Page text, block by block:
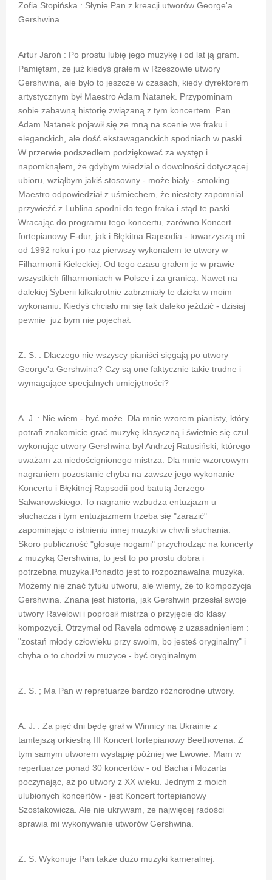
Zofia Stopińska : Słynie Pan z kreacji utworów George'a
Gershwina.
Artur Jaroń : Po prostu lubię jego muzykę i od lat ją gram.
Pamiętam, że już kiedyś grałem w Rzeszowie utwory
Gershwina, ale było to jeszcze w czasach, kiedy dyrektorem
artystycznym był Maestro Adam Natanek. Przypominam
sobie zabawną historię związaną z tym koncertem. Pan
Adam Natanek pojawił się ze mną na scenie we fraku i
eleganckich, ale dość ekstawaganckich spodniach w paski.
W przerwie podszedłem podziękować za występ i
napomknąłem, że gdybym wiedział o dowolności dotyczącej
ubioru, wziąłbym jakiś stosowny - może biały - smoking.
Maestro odpowiedział z uśmiechem, że niestety zapomniał
przywieźć z Lublina spodni do tego fraka i stąd te paski.
Wracając do programu tego koncertu, zarówno Koncert
fortepianowy F-dur, jak i Błękitna Rapsodia - towarzyszą mi
od 1992 roku i po raz pierwszy wykonałem te utwory w
Filharmonii Kieleckiej. Od tego czasu grałem je w prawie
wszystkich filharmoniach w Polsce i za granicą. Nawet na
dalekiej Syberii kilkakrotnie zabrzmiały te dzieła w moim
wykonaniu. Kiedyś chciało mi się tak daleko jeździć - dzisiaj
pewnie już bym nie pojechał.
Z. S. : Dlaczego nie wszyscy pianiści sięgają po utwory
George'a Gershwina? Czy są one faktycznie takie trudne i
wymagające specjalnych umiejętności?
A. J. : Nie wiem - być może. Dla mnie wzorem pianisty, który
potrafi znakomicie grać muzykę klasyczną i świetnie się czuł
wykonując utwory Gershwina był Andrzej Ratusiński, którego
uważam za niedoścignionego mistrza. Dla mnie wzorcowym
nagraniem pozostanie chyba na zawsze jego wykonanie
Koncertu i Błękitnej Rapsodii pod batutą Jerzego
Salwarowskiego. To nagranie wzbudza entuzjazm u
słuchacza i tym entuzjazmem trzeba się "zarazić"
zapominając o istnieniu innej muzyki w chwili słuchania.
Skoro publiczność "głosuje nogami" przychodząc na koncerty
z muzyką Gershwina, to jest to po prostu dobra i
potrzebna muzyka.Ponadto jest to rozpoznawalna muzyka.
Możemy nie znać tytułu utworu, ale wiemy, że to kompozycja
Gershwina. Znana jest historia, jak Gershwin przesłał swoje
utwory Ravelowi i poprosił mistrza o przyjęcie do klasy
kompozycji. Otrzymał od Ravela odmowę z uzasadnieniem :
"zostań młody człowieku przy swoim, bo jesteś oryginalny" i
chyba o to chodzi w muzyce - być oryginalnym.
Z. S. ; Ma Pan w repretuarze bardzo różnorodne utwory.
A. J. : Za pięć dni będę grał w Winnicy na Ukrainie z
tamtejszą orkiestrą III Koncert fortepianowy Beethovena. Z
tym samym utworem wystąpię później we Lwowie. Mam w
repertuarze ponad 30 koncertów - od Bacha i Mozarta
poczynając, aż po utwory z XX wieku. Jednym z moich
ulubionych koncertów - jest Koncert fortepianowy
Szostakowicza. Ale nie ukrywam, że najwięcej radości
sprawia mi wykonywanie utworów Gershwina.
Z. S. Wykonuje Pan także dużo muzyki kameralnej.